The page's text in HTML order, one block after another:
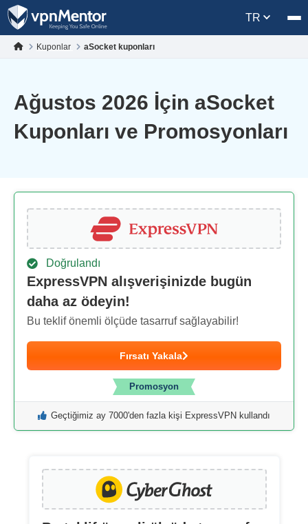
TR
Kuponlar aSocket kuponları
Ağustos 2026 İçin aSocket
Kuponları ve Promosyonları
Doğrulandı
ExpressVPN alışverişinizde bugün
daha az ödeyin!
Bu teklif önemli ölçüde tasarruf sağlayabilir!
Fırsatı Yakala
Promosyon
Geçtiğimiz ay 7000'den fazla kişi ExpressVPN kullandı